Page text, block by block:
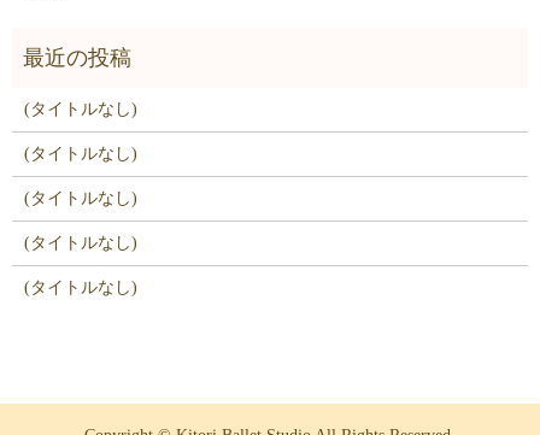
(タイトルなし)
(タイトルなし)
(タイトルなし)
(タイトルなし)
(タイトルなし)